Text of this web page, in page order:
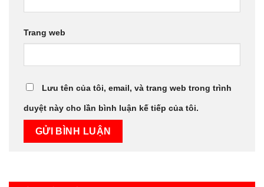
Trang web
Lưu tên của tôi, email, và trang web trong trình
duyệt này cho lần bình luận kế tiếp của tôi.